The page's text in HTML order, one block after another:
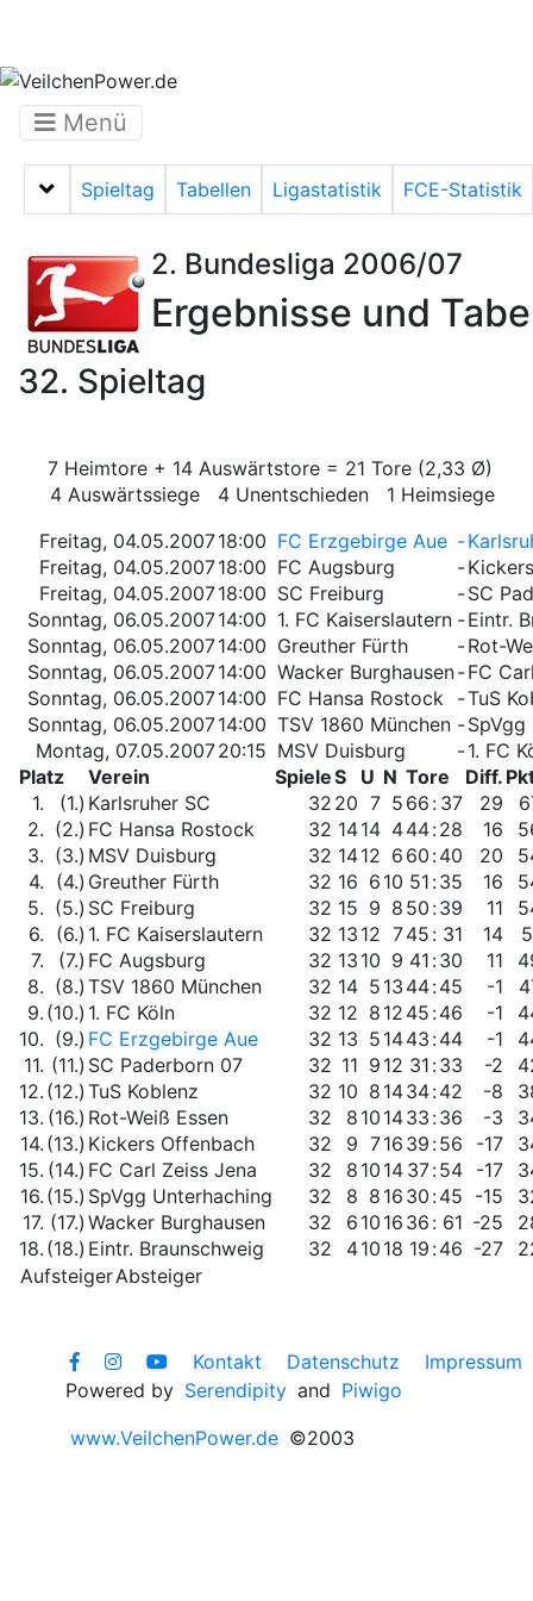
Menü
Menü auf-/zuklappen
Spieltag Tabellen Ligastatistik FCE-Statistik
2. Bundesliga 2006/07
Ergebnisse und
32. Spieltag
7 Heimtore + 14 Auswärtstore = 21 Tore (2,33 Ø)
4 Auswärtssiege 4 Unentschieden 1 Heimsiege
Freitag, 04.05.200718:00 FC Erzgebirge Aue -
Freitag, 04.05.200718:00 FC Augsburg -
Freitag, 04.05.200718:00 SC Freiburg -SC
Sonntag, 06.05.200714:00 1. FC Kaiserslautern -Eintr.
Sonntag, 06.05.200714:00 Greuther Fürth -Rot-
Sonntag, 06.05.200714:00 Wacker Burghausen-FC
Sonntag, 06.05.200714:00 FC Hansa Rostock -TuS
Sonntag, 06.05.200714:00 TSV 1860 München -
Montag, 07.05.200720:15 MSV Duisburg -1. FC
Platz
Verein SpieleS U N Tore Diff.
1.
(1.) Karlsruher SC 32 20 7 5 66 : 37 29
2. (2.) FC Hansa Rostock 32 1414 444:28 16
3. (3.) MSV Duisburg 32 1412 6 60 :40 20
4. (4.) Greuther Fürth 32 16 6 10 51 :35 16
5. (5.) SC Freiburg 32 15 9 8 50 :39 11
6. (6.) 1. FC Kaiserslautern 32 13 12 745 : 31 14
7.
(7.) FC Augsburg 32 13 10 9 41 :30 11
8. (8.) TSV 1860 München 32 14 5 13 44:45 -1
9. (10.) 1. FC Köln 32 12 8 12 45 :46 -1
10. (9.) FC Erzgebirge Aue 32 13 5 1443 :44 -1
11. (11.) SC Paderborn 07 32 11 9 12 31 :33 -2
12. (12.) TuS Koblenz 32 10 8 1434:42 -8
13. (16.) Rot-Weiß Essen 32 8 10 1433 :36 -3
14. (13.) Kickers Offenbach 32 9 716 39 :56 -17
15. (14.) FC Carl Zeiss Jena 32 8 10 14 37:54 -17
16. (15.) SpVgg Unterhaching 32 8 8 16 30 :45 -15
17. (17.) Wacker Burghausen 32 6 10 16 36 : 61 -25
18. (18.) Eintr. Braunschweig 32 410 18 19 :46 -27
AufsteigerAbsteiger
Kontakt Datenschutz
Impressum
Powered by Serendipity and Piwigo
www.VeilchenPower.de ©2003